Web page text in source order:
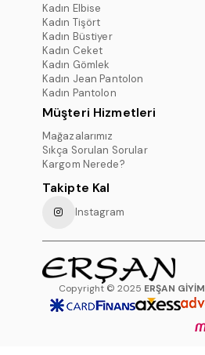
Kadın Elbise
Kadın Tişört
Kadın Büstiyer
Kadın Ceket
Kadın Gömlek
Kadın Jean Pantolon
Kadın Pantolon
Müşteri Hizmetleri
Mağazalarımız
Sıkça Sorulan Sorular
Kargom Nerede?
Takipte Kal
Instagram
Copyright © 2025 ERŞAN GİYİM